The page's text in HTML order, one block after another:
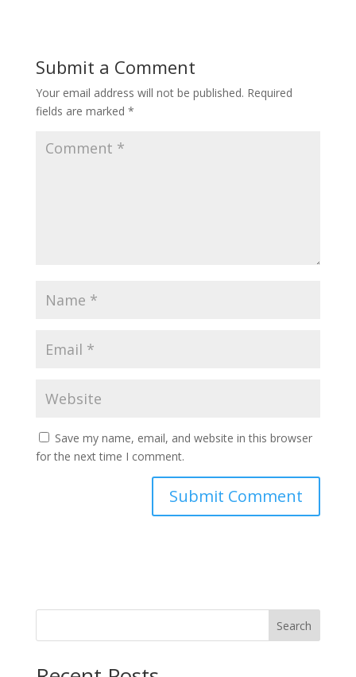
Submit a Comment
Your email address will not be published. Required
fields are marked *
Save my name, email, and website in this browser
for the next time I comment.
Search